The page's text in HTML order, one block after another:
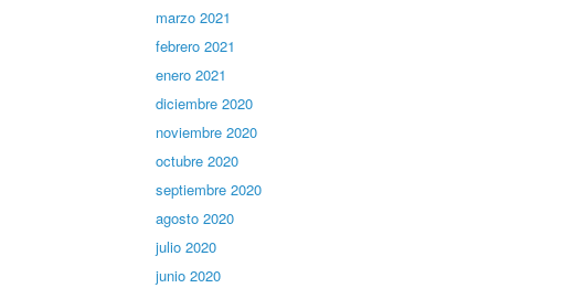
marzo 2021
febrero 2021
enero 2021
diciembre 2020
noviembre 2020
octubre 2020
septiembre 2020
agosto 2020
julio 2020
junio 2020